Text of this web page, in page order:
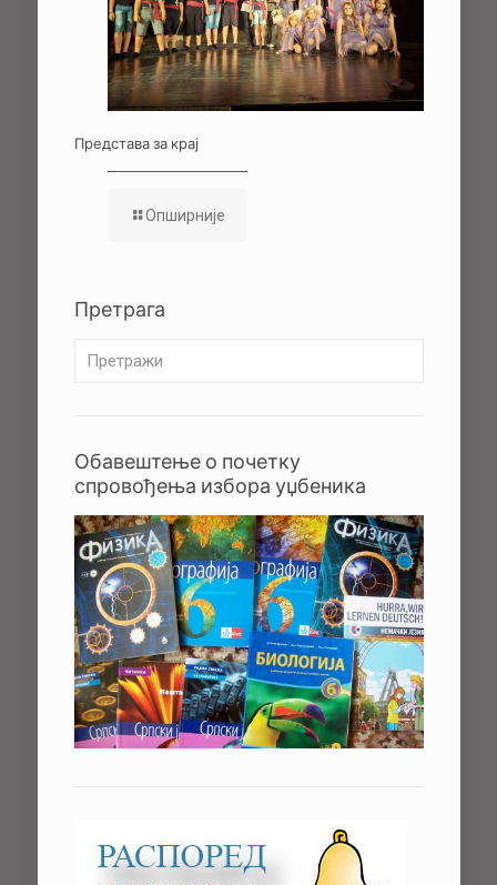
Представа за крај
Опширније
Претрага
Обавештење о почетку
спровођења избора уџбеника